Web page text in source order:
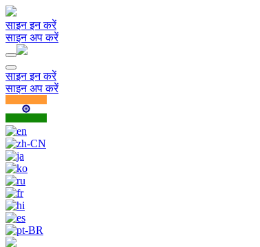
साइन इन करें
साइन अप करें
साइन इन करें
साइन अप करें